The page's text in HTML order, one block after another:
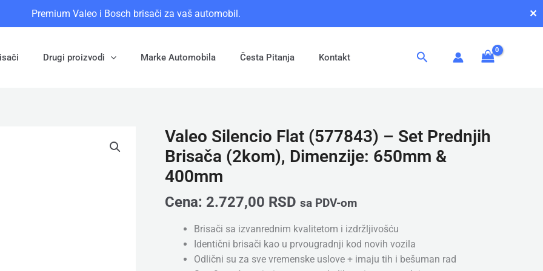
Premium Valeo i Bosch brisači za vaš automobil. ✕
Drugi proizvodi Marke Automobila Česta Pitanja Kontakt Pretraga
Valeo Silencio Flat (577843) – Set Prednjih
Brisača (2kom), Dimenzije: 650mm &
400mm
Cena: 2.727,00 RSD sa PDV-om
Brisači sa izvanrednim kvalitetom i izdržljivošću
Identični brisači kao u prvougradnji kod novih vozila
Odlični su za sve vremenske uslove + imaju tih i bešuman rad
Valeo
Silencio
Flat
(577843)
Set
Prednjih
Brisača
(2kom),